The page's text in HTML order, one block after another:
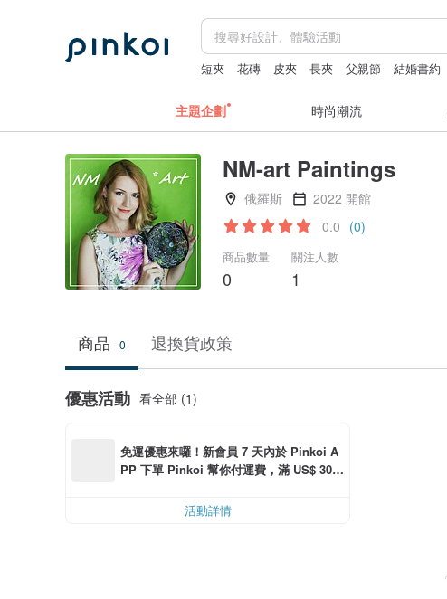
短夾 花磚 皮夾 長夾 父親節 結婚書約
主題企劃 時尚潮流
NM-art Paintings
俄羅斯
2022 開館
0.0 (0)
商品數量
0
關注人數
1
商品 0 退換貨政策
優惠活動 看全部 (1)
免運優惠來囉！新會員 7 天內於 Pinkoi A
PP 下單 Pinkoi 幫你付運費，滿 US$ 30.0
活動詳情